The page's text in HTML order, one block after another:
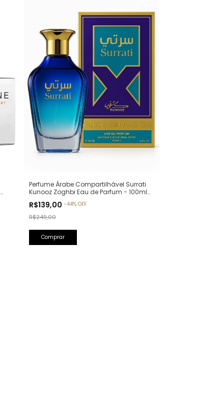
Perfume Árabe Compartilhável Surrati
Kunooz Zoghbi Eau de Parfum - 100ml
R$139,00 -44% OFF
R$249,00